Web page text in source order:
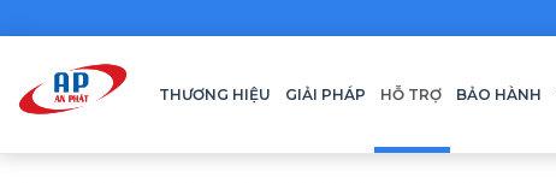
THƯƠNG HIỆU GIẢI PHÁP HỖ TRỢ BẢO HÀNH